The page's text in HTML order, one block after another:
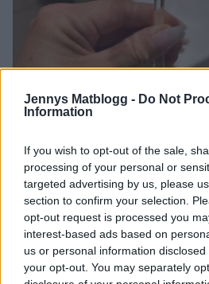
Jennys Matblogg - Do Not
Information
If you wish to opt-out of the sale,
processing of your personal or
targeted advertising by us, please
section to confirm your selection.
opt-out request is processed you
interest-based ads based on
us or personal information
your opt-out. You may separately
Jag har dessa
dricka ur. Du hittar demhär
Bättre att klicka hem än att
butik, för de är oftast slut där.
Sedan mina fiiiina vinglas,